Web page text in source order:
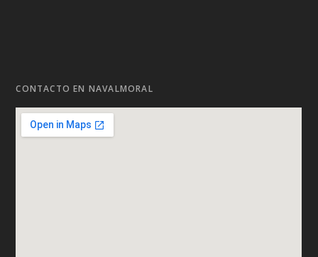
CONTACTO EN NAVALMORAL